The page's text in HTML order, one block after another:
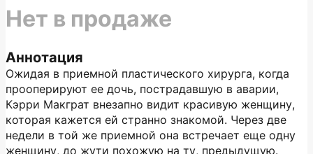
Аннотация
Ожидая в приемной пластического хирурга, когда
прооперируют ее дочь, пострадавшую в аварии,
Кэрри Макграт внезапно видит красивую женщину,
которая кажется ей странно знакомой. Через две
недели в той же приемной она встречает еще одну
женщину, до жути похожую на ту, предыдущую.
Нет в продаже